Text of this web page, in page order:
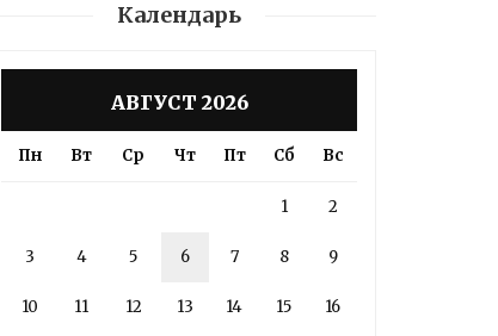
Календарь
АВГУСТ 2026
Пн Вт Ср Чт Пт Сб Вс
1 2
3 4 5 6 7 8 9
10 11 12 13 14 15 16
Володин о СПАСЕНИИ
здания колледжа
радиоэлектроники
им. Яблочкова СГУ
Read More